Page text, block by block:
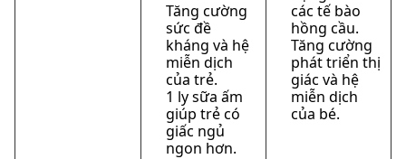
Tăng cường
sức đề
kháng và hệ
miễn dịch
của trẻ.
1 ly sữa ấm
giúp trẻ có
giấc ngủ
ngon hơn.
các tế bào
hồng cầu.
Tăng cường
phát triển thị
giác và hệ
miễn dịch
của bé.